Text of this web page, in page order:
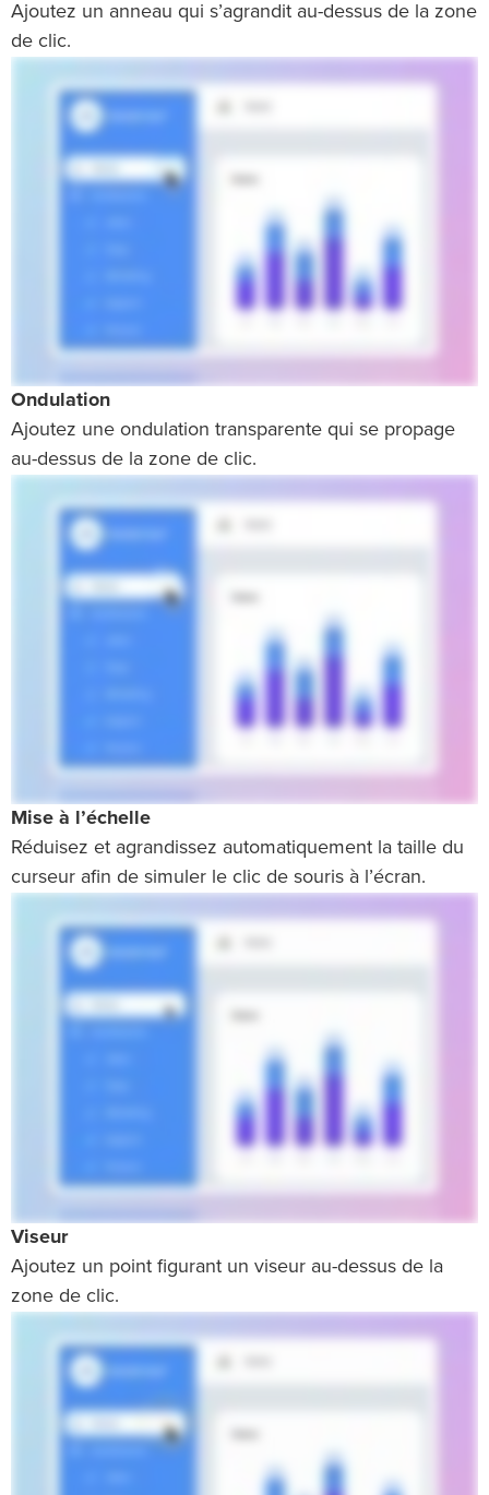
Ajoutez un anneau qui s’agrandit au-dessus de la zone
de clic.
Ondulation
Ajoutez une ondulation transparente qui se propage
au-dessus de la zone de clic.
Mise à l’échelle
Réduisez et agrandissez automatiquement la taille du
curseur afin de simuler le clic de souris à l’écran.
Viseur
Ajoutez un point figurant un viseur au-dessus de la
zone de clic.